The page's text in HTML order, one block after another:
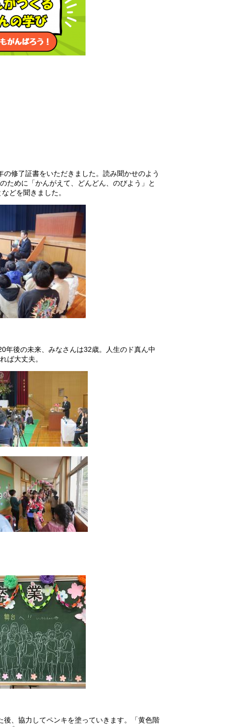
修了証書をいただきました。読み聞かせのよう
ために「かんがえて、どんどん、のびよう」と
どを聞きました。
年後の未来、みなさんは32歳。人生のド真ん中
ば大丈夫。
、協力してペンキを塗っていきます。「黄色階